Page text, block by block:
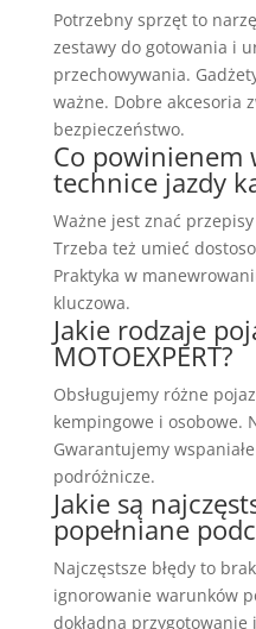
Potrzebny sprzęt to
zestawy do gotowania i
przechowywania.
ważne. Dobre akcesoria
bezpieczeństwo.
Co powinienem
technice jazdy
Ważne jest znać
Trzeba też umieć
Praktyka w
kluczowa.
Jakie rodzaje
MOTOEXPERT?
Obsługujemy różne
kempingowe i osobowe.
Gwarantujemy
podróżnicze.
Jakie są
popełniane
Najczęstsze błędy to
ignorowanie warunków
dokładna przygotowanie